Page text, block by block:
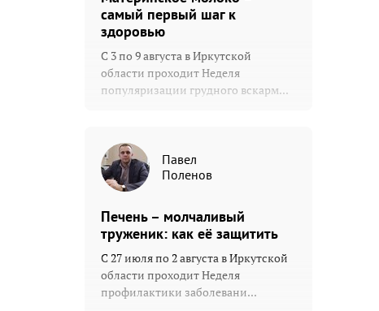
самый первый шаг к
здоровью
С 3 по 9 августа в Иркутской
области проходит Неделя
популяризации грудного вскарм...
Павел
Поленов
Печень – молчаливый
труженик: как её защитить
С 27 июля по 2 августа в Иркутской
области проходит Неделя
профилактики заболевани...